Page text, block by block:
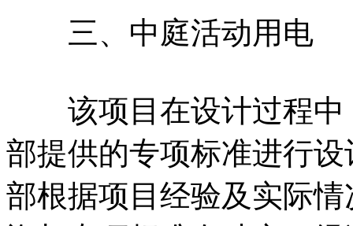
三、中庭活动用电
该项目在设计过程中
部提供的专项标准进行
部根据项目经验及实际